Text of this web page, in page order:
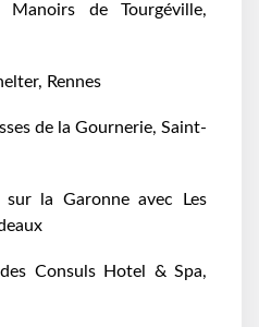
de Tourgéville,
Rennes
de la Gournerie, Saint-
la Garonne avec Les
Consuls Hotel & Spa,